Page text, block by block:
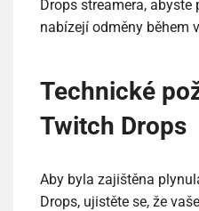
Drops streamera, abyste
nabízejí odměny během
Technické
Twitch Drops
Aby byla zajištěna
Drops, ujistěte se, že